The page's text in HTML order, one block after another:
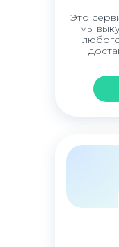
Это
мы